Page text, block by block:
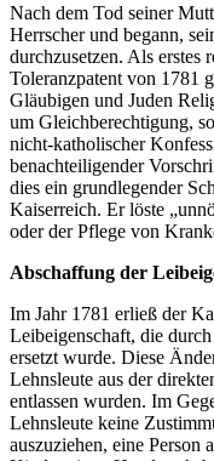
Nach dem Tod seiner
Herrscher und begann,
durchzusetzen. Als
Toleranzpatent von 1781
Gläubigen und Juden
um Gleichberechtigung,
nicht-katholischer
benachteiligender
dies ein grundlegender
Kaiserreich. Er löste
oder der Pflege von
Abschaffung der
Im Jahr 1781 erließ der
Leibeigenschaft, die
ersetzt wurde. Diese
Lehnsleute aus der
entlassen wurden. Im
Lehnsleute keine
auszuziehen, eine Person